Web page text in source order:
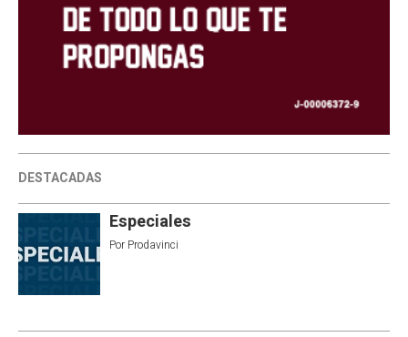
DESTACADAS
Especiales
Por Prodavinci